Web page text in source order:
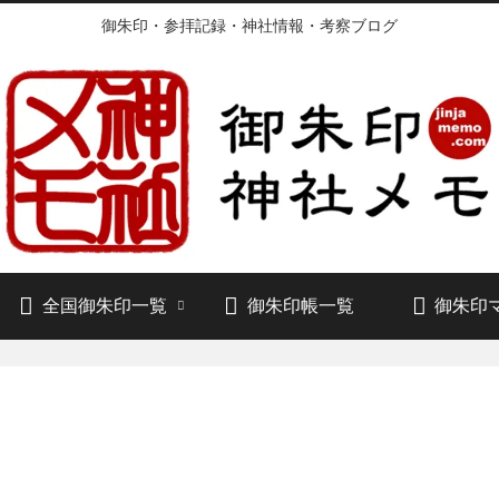
御朱印・参拝記録・神社情報・考察ブログ
全国御朱印一覧 御朱印帳一覧 御朱印